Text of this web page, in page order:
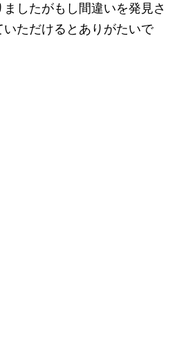
したがもし間違いを発見さ
ただけるとありがたいで